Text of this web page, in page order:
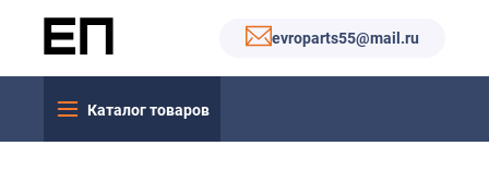
evroparts55@mail.ru
Каталог товаров